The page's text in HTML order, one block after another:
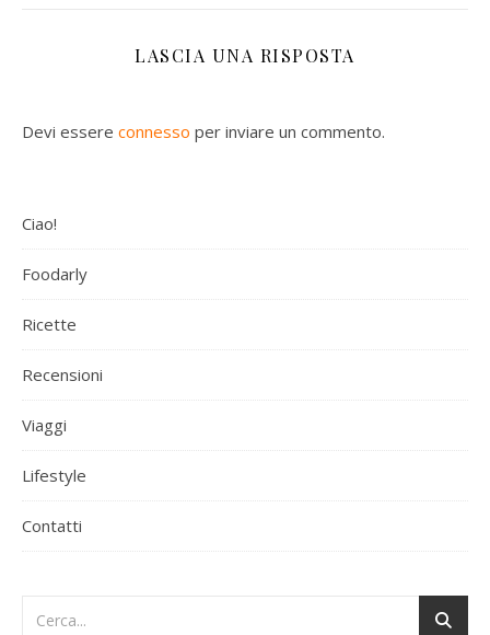
LASCIA UNA RISPOSTA
Devi essere connesso per inviare un commento.
Ciao!
Foodarly
Ricette
Recensioni
Viaggi
Lifestyle
Contatti